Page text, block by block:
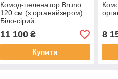
Комод-пеленатор Bruno
120 см (з органайзером)
Біло-сірий
11 100₴
Купити
8